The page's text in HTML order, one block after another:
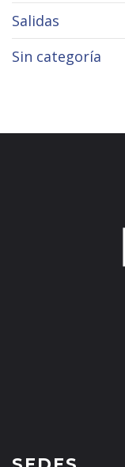
Salidas
Sin categoría